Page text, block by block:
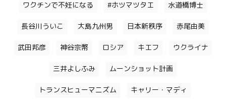
ワクチンで不妊になる #ホツマツタエ 水道橋博士
長谷川ういこ 大島九州男 日本新秩序 赤尾由美
武田邦彦 神谷宗幣 ロシア キエフ ウクライナ
三井よしふみ ムーンショット計画
トランスヒューマニズム キャリー・マディ